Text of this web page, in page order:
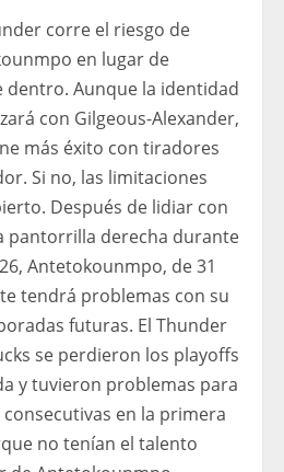
corre el riesgo de
en lugar de
dentro. Aunque la identidad
con Gilgeous-Alexander,
más éxito con tiradores
Si no, las limitaciones
Después de lidiar con
pantorrilla derecha durante
Antetokounmpo, de 31
tendrá problemas con su
futuras. El Thunder
se perdieron los playoffs
y tuvieron problemas para
en la primera
no tenían el talento